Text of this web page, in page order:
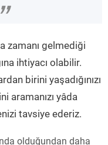
”
zamanı gelmediği
ihtiyacı olabilir.
birini yaşadığınızı
aramanızı yâda
tavsiye ederiz.
olduğundan daha